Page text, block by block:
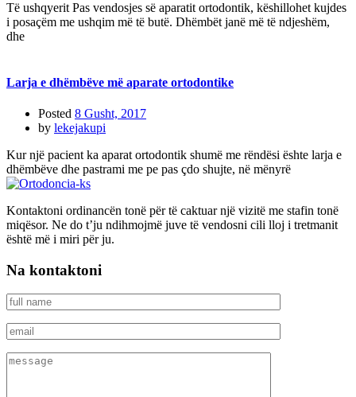
Të ushqyerit Pas vendosjes së aparatit ortodontik, këshillohet kujdes
i posaçëm me ushqim më të butë. Dhëmbët janë më të ndjeshëm,
dhe
Larja e dhëmbëve më aparate ortodontike
Posted 8 Gusht, 2017
by lekejakupi
Kur një pacient ka aparat ortodontik shumë me rëndësi ështe larja e
dhëmbëve dhe pastrami me pe pas çdo shujte, në mënyrë
Kontaktoni ordinancën tonë për të caktuar një vizitë me stafin tonë
miqësor. Ne do t’ju ndihmojmë juve të vendosni cili lloj i tretmanit
është më i miri për ju.
Na kontaktoni